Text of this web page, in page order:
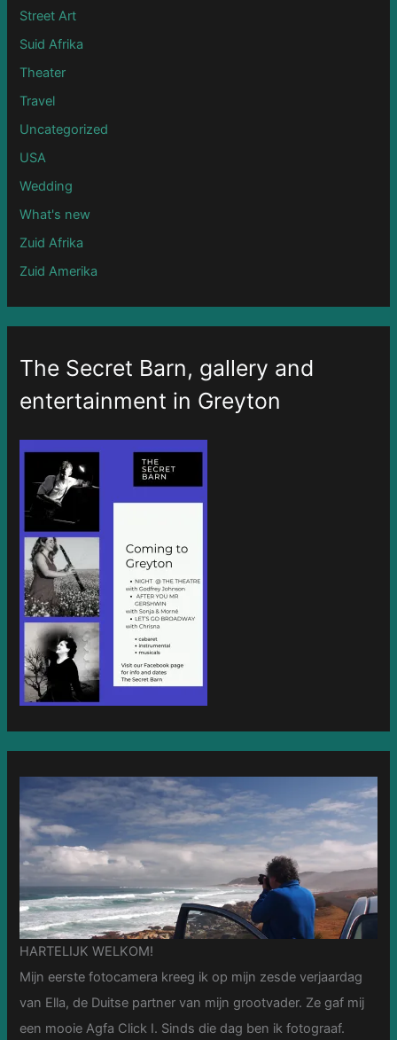
Street Art
Suid Afrika
Theater
Travel
Uncategorized
USA
Wedding
What's new
Zuid Afrika
Zuid Amerika
The Secret Barn, gallery and
entertainment in Greyton
HARTELIJK WELKOM!
Mijn eerste fotocamera kreeg ik op mijn zesde verjaardag
van Ella, de Duitse partner van mijn grootvader. Ze gaf mij
een mooie Agfa Click I. Sinds die dag ben ik fotograaf.